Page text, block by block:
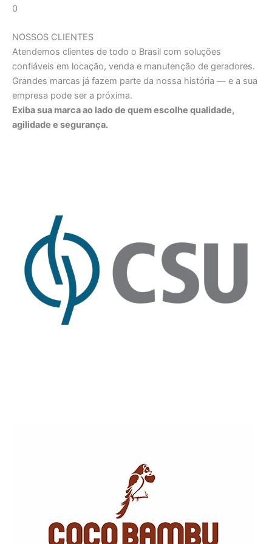
0
NOSSOS CLIENTES
Atendemos clientes de todo o Brasil com soluções
confiáveis em locação, venda e manutenção de geradores.
Grandes marcas já fazem parte da nossa história — e a sua
empresa pode ser a próxima.
Exiba sua marca ao lado de quem escolhe qualidade,
agilidade e segurança.